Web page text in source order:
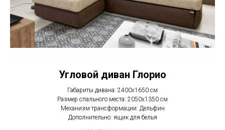
Угловой диван Глорио
Габариты дивана: 2400х1650 см
Размер спального места: 2050х1350 см
Механизм трансформации: Дельфин
Дополнительно: ящик для белья